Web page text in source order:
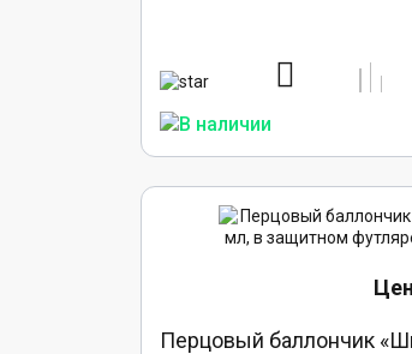
Перцовый баллончик